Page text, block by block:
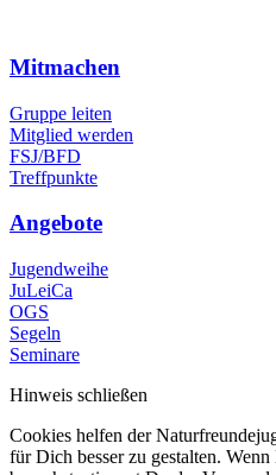
Mitmachen
Gruppe leiten
Mitglied werden
FSJ/BFD
Treffpunkte
Angebote
Jugendweihe
JuLeiCa
OGS
Segeln
Seminare
Hinweis schließen
Cookies helfen der
für Dich besser zu gestalten.